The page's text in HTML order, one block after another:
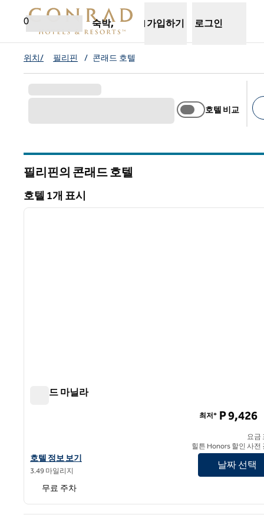
콘텐츠로 이동
0
숙박,
새 탭 열림
가입하기 로그인
위치/ 필리핀 / 콘래드 호텔
호텔 비교
필리핀의 콘래드 호텔
호텔 1개 표시
호텔 1개 표시
1/12
콘래드 마닐라
콘래드 마닐라의 호텔 정보 보기
호텔 정보 보기
3.49 마일리지
최저* P 9,426
요금
힐튼 Honors 할인 사전
날짜 선택
무료 주차